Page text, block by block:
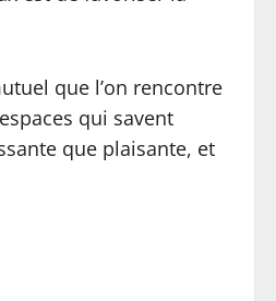
que l’on rencontre
qui savent
que plaisante, et